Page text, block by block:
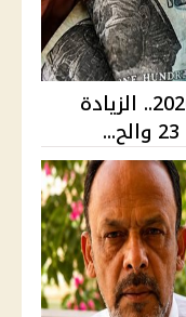
موعد صرف مرتبات أغسطس 2026.. الزيادة